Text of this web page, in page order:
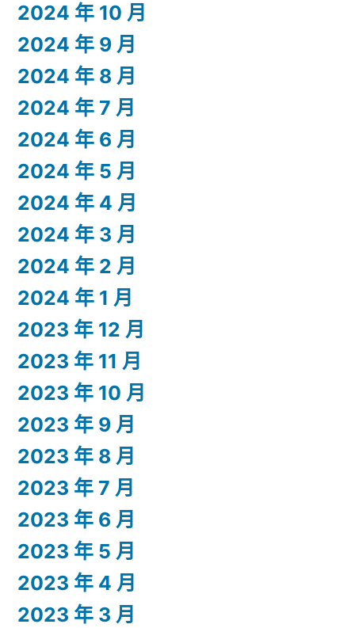
2024 年 10 月
2024 年 9 月
2024 年 8 月
2024 年 7 月
2024 年 6 月
2024 年 5 月
2024 年 4 月
2024 年 3 月
2024 年 2 月
2024 年 1 月
2023 年 12 月
2023 年 11 月
2023 年 10 月
2023 年 9 月
2023 年 8 月
2023 年 7 月
2023 年 6 月
2023 年 5 月
2023 年 4 月
2023 年 3 月